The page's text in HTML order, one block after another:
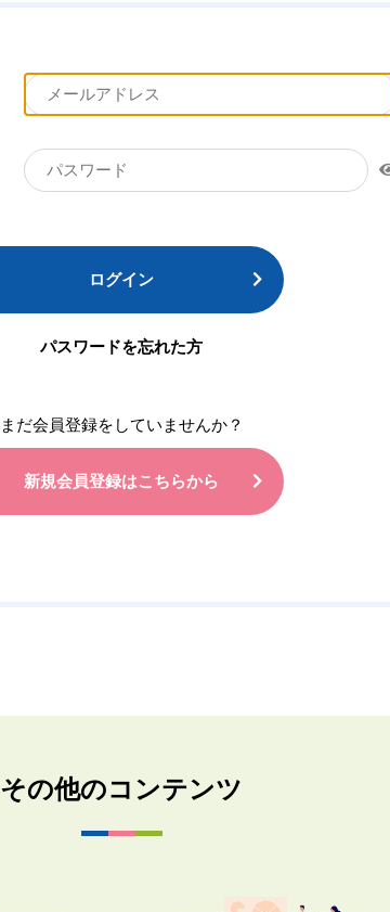
ログイン
パスワードを忘れた方
まだ会員登録をしていませんか？
新規会員登録はこちらから
その他のコンテンツ